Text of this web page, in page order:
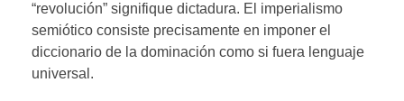
“revolución” signifique dictadura. El imperialismo
semiótico consiste precisamente en imponer el
diccionario de la dominación como si fuera lenguaje
universal.